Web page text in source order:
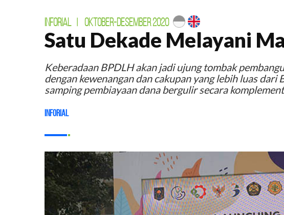
INFORIAL OKTOBER-DESEMBER 2020
Satu Dekade Melayani
Keberadaan BPDLH akan jadi ujung tombak
dengan kewenangan dan cakupan yang lebih luas
samping pembiayaan dana bergulir secara
Inforial